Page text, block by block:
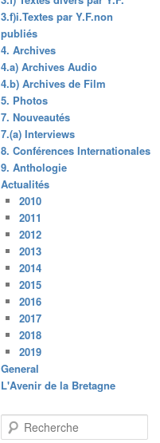
3.f)i.Textes par Y.F.non
publiés
4. Archives
4.a) Archives Audio
4.b) Archives de Film
5. Photos
7. Nouveautés
7.(a) Interviews
8. Conférences Internationales
9. Anthologie
Actualités
2010
2011
2012
2013
2014
2015
2016
2017
2018
2019
General
L'Avenir de la Bretagne
e